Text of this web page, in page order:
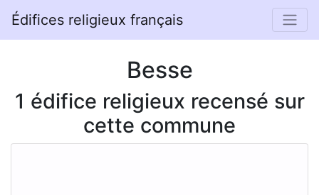
Édifices religieux français
Besse
1 édifice religieux recensé sur
cette commune